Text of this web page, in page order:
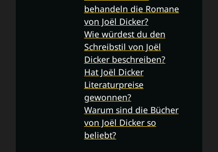
behandeln die Romane
von Joël Dicker?
Wie würdest du den
Schreibstil von Joël
Dicker beschreiben?
Hat Joël Dicker
Literaturpreise
gewonnen?
Warum sind die Bücher
von Joël Dicker so
beliebt?